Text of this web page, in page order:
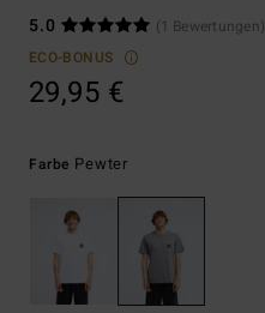
5.0
(1 Bewertungen)
ECO-BONUS
29,95 €
Farbe Pewter